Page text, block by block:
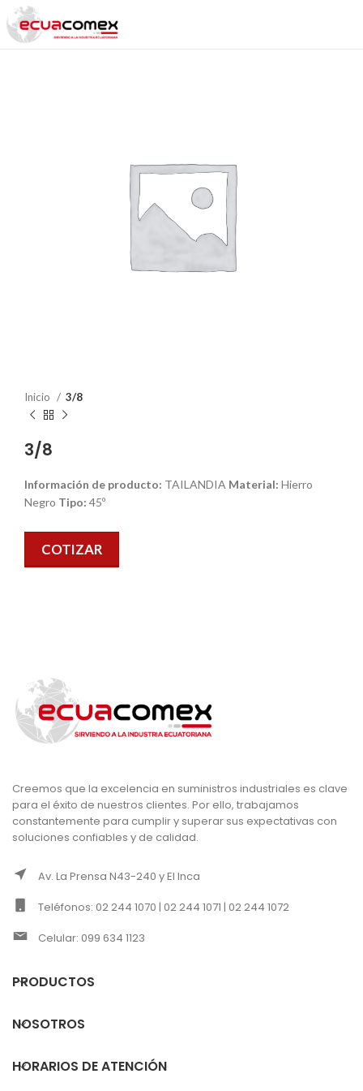
Inicio 3/8
3/8
Información de producto: TAILANDIA Material: Hierro
Negro Tipo: 45º
COTIZAR
Creemos que la excelencia en suministros industriales es clave
para el éxito de nuestros clientes. Por ello, trabajamos
constantemente para cumplir y superar sus expectativas con
soluciones confiables y de calidad.
Av. La Prensa N43-240 y El Inca
Teléfonos: 02 244 1070 | 02 244 1071 | 02 244 1072
Celular: 099 634 1123
PRODUCTOS
NOSOTROS
HORARIOS DE ATENCIÓN